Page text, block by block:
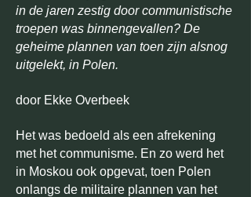
in de jaren zestig door communistische
troepen was binnengevallen? De
geheime plannen van toen zijn alsnog
uitgelekt, in Polen.
door Ekke Overbeek
Het was bedoeld als een afrekening
met het communisme. En zo werd het
in Moskou ook opgevat, toen Polen
onlangs de militaire plannen van het